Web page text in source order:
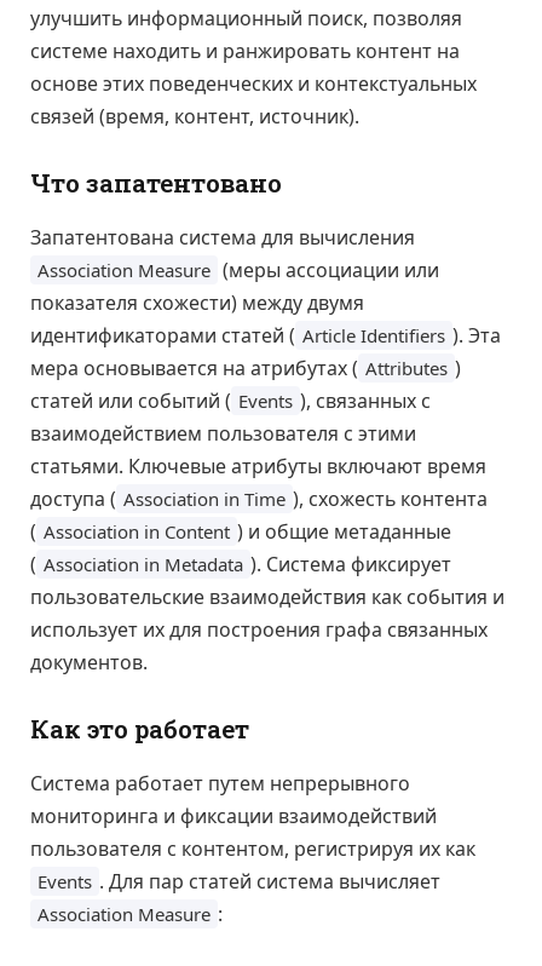
улучшить информационный поиск, позволяя
системе находить и ранжировать контент на
основе этих поведенческих и контекстуальных
связей (время, контент, источник).
Что запатентовано
Запатентована система для вычисления
Association Measure (меры ассоциации или
показателя схожести) между двумя
идентификаторами статей ( Article Identifiers ). Эта
мера основывается на атрибутах ( Attributes )
статей или событий ( Events ), связанных с
взаимодействием пользователя с этими
статьями. Ключевые атрибуты включают время
доступа ( Association in Time ), схожесть контента
( Association in Content ) и общие метаданные
( Association in Metadata ). Система фиксирует
пользовательские взаимодействия как события и
использует их для построения графа связанных
документов.
Как это работает
Система работает путем непрерывного
мониторинга и фиксации взаимодействий
пользователя с контентом, регистрируя их как
Events . Для пар статей система вычисляет
Association Measure :